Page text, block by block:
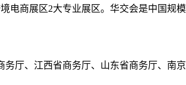
电商展区2大专业展区。华交会是中国规
厅、江西省商务厅、山东省商务厅、南